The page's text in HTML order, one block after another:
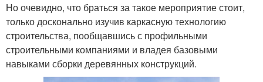
Но очевидно, что браться за такое мероприятие стоит,
только досконально изучив каркасную технологию
строительства, пообщавшись с профильными
строительными компаниями и владея базовыми
навыками сборки деревянных конструкций.